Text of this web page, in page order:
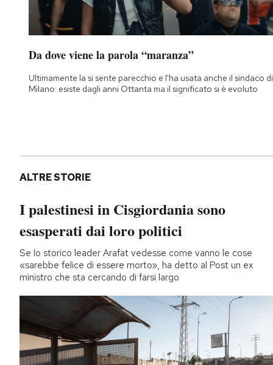
Da dove viene la parola “maranza”
Ultimamente la si sente parecchio e l'ha usata anche il sindaco di
Milano: esiste dagli anni Ottanta ma il significato si è evoluto
ALTRE STORIE
I palestinesi in Cisgiordania sono
esasperati dai loro politici
Se lo storico leader Arafat vedesse come vanno le cose
«sarebbe felice di essere morto», ha detto al Post un ex
ministro che sta cercando di farsi largo